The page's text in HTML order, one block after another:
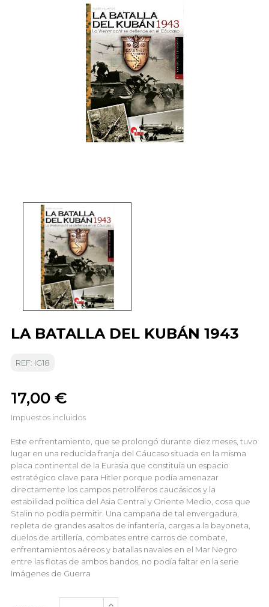
LA BATALLA DEL KUBÁN 1943
REF: IG18
17,00 €
Impuestos incluidos
Este enfrentamiento, que se prolongó durante diez meses, tuvo
lugar en una reducida franja del Cáucaso situada en la misma
placa continental de la Eurasia que constituía un espacio
estratégico clave para Hitler porque podía amenazar
directamente los campos petrolíferos caucásicos y la
estabilidad política del Asia Central y Oriente Medio, cosa que
Stalin no podía permitir. Una campaña de tal envergadura,
repleta de grandes asaltos de infantería, cargas a la bayoneta,
duelos de artillería, combates entre carros de combate,
enfrentamientos aéreos y batallas navales en el Mar Negro
entre las flotas de ambos bandos, no podía faltar en la serie
Imágenes de Guerra